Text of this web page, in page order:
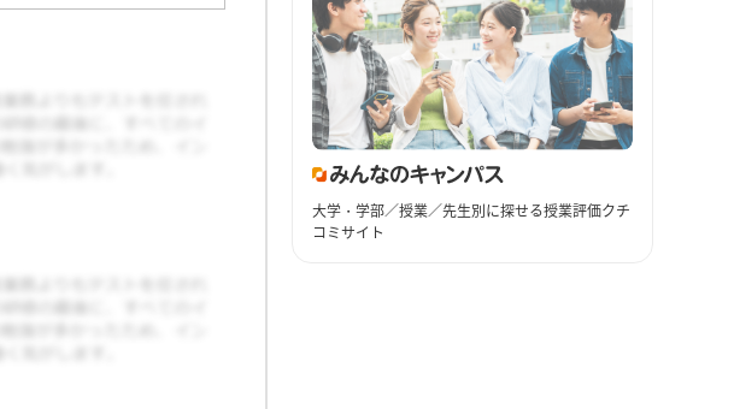
大学・学部／授業／先生別に探せる授業評価クチ
コミサイト